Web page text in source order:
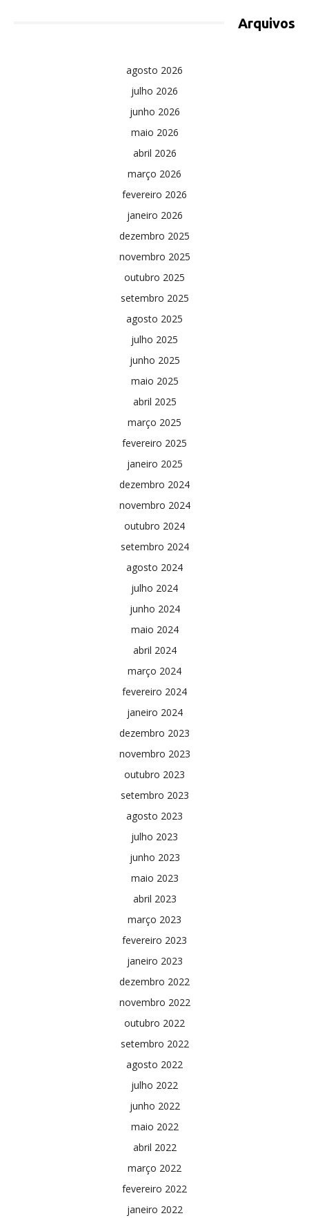
Arquivos
agosto 2026
julho 2026
junho 2026
maio 2026
abril 2026
março 2026
fevereiro 2026
janeiro 2026
dezembro 2025
novembro 2025
outubro 2025
setembro 2025
agosto 2025
julho 2025
junho 2025
maio 2025
abril 2025
março 2025
fevereiro 2025
janeiro 2025
dezembro 2024
novembro 2024
outubro 2024
setembro 2024
agosto 2024
julho 2024
junho 2024
maio 2024
abril 2024
março 2024
fevereiro 2024
janeiro 2024
dezembro 2023
novembro 2023
outubro 2023
setembro 2023
agosto 2023
julho 2023
junho 2023
maio 2023
abril 2023
março 2023
fevereiro 2023
janeiro 2023
dezembro 2022
novembro 2022
outubro 2022
setembro 2022
agosto 2022
julho 2022
junho 2022
maio 2022
abril 2022
março 2022
fevereiro 2022
janeiro 2022